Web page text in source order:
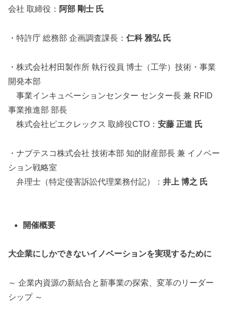
会社 取締役： 阿部 剛士 氏
・特許庁 総務部 企画調査課長： 仁科 雅弘 氏
・株式会社村田製作所 執行役員 博士（工学）技術・事業
開発本部
事業インキュベーションセンター センター長 兼 RFID
事業推進部 部長
株式会社ピエクレックス 取締役CTO： 安藤 正道 氏
・ナブテスコ株式会社 技術本部 知的財産部長 兼 イノベー
ション戦略室
弁理士（特定侵害訴訟代理業務付記）： 井上 博之 氏
開催概要
大企業にしかできないイノベーションを実現するために
～ 企業内資源の新結合と新事業の探索、変革のリーダー
シップ ～